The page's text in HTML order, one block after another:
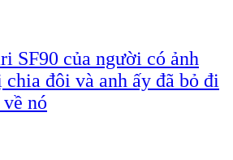
SF90 của người có ảnh
chia đôi và anh ấy đã bỏ đi
nó